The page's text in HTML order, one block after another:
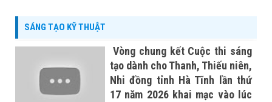
SÁNG TẠO KỸ THUẬT
Vòng chung kết Cuộc thi sáng
tạo dành cho Thanh, Thiếu niên,
Nhi đồng tỉnh Hà Tĩnh lần thứ
17 năm 2026 khai mạc vào lúc